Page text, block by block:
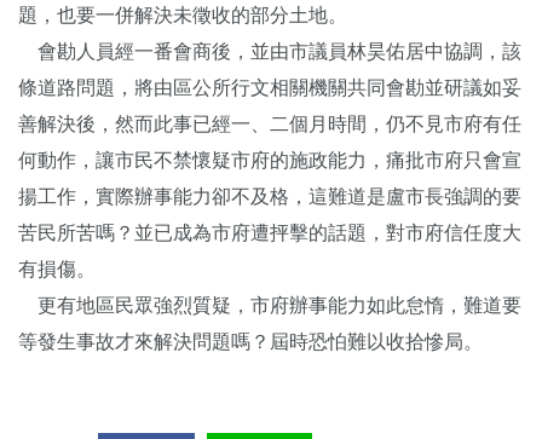
題，也要一併解決未徵收的部分土地。
會勘人員經一番會商後，並由市議員林昊佑居中協調，該
條道路問題，將由區公所行文相關機關共同會勘並研議如妥
善解決後，然而此事已經一、二個月時間，仍不見市府有任
何動作，讓市民不禁懷疑市府的施政能力，痛批市府只會宣
揚工作，實際辦事能力卻不及格，這難道是盧市長強調的要
苦民所苦嗎？並已成為市府遭抨擊的話題，對市府信任度大
有損傷。
更有地區民眾強烈質疑，市府辦事能力如此怠惰，難道要
等發生事故才來解決問題嗎？屆時恐怕難以收拾慘局。